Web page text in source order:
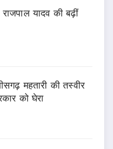
यादव की बढ़ीं
महतारी की तस्वीर
को घेरा